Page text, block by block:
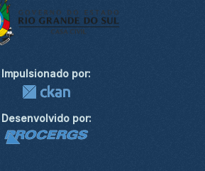
Impulsionado por:
Desenvolvido por: